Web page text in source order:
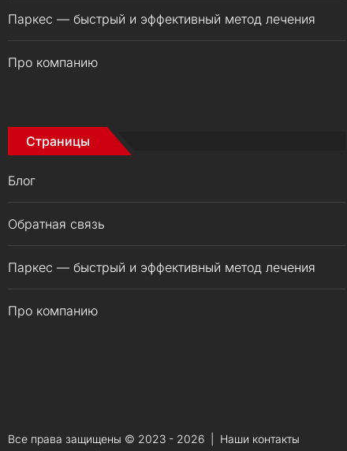
Паркес — быстрый и эффективный метод лечения
Про компанию
Страницы
Блог
Обратная связь
Паркес — быстрый и эффективный метод лечения
Про компанию
Все права защищены © 2023 - 2026 | Наши контакты